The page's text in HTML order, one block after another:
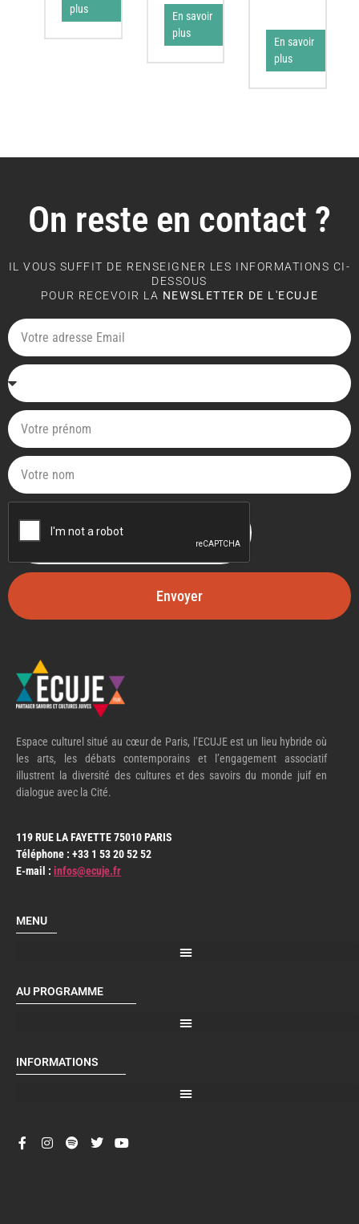
plus
En savoir
plus
En savoir
plus
On reste en contact ?
IL VOUS SUFFIT DE RENSEIGNER LES INFORMATIONS CI-
DESSOUS
POUR RECEVOIR LA NEWSLETTER DE L'ECUJE
Envoyer
Espace culturel situé au cœur de Paris, l’ECUJE est un lieu hybride où
les arts, les débats contemporains et l’engagement associatif
illustrent la diversité des cultures et des savoirs du monde juif en
dialogue avec la Cité.
119 RUE LA FAYETTE 75010 PARIS
Téléphone : +33 1 53 20 52 52
E-mail : infos@ecuje.fr
MENU
AU PROGRAMME
INFORMATIONS